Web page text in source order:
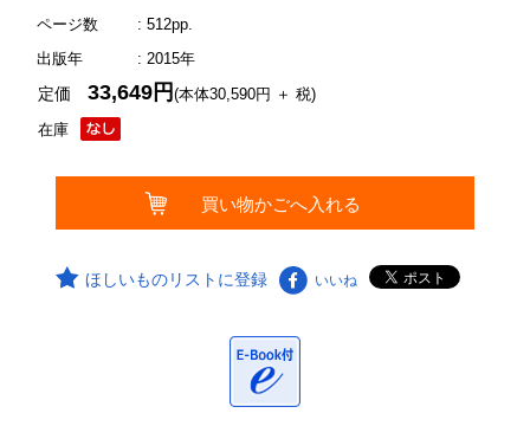
ページ数
: 512pp.
出版年
: 2015年
在庫
定価33,649円(本体30,590円 ＋ 税)
ほしいものリストに登録 いいね